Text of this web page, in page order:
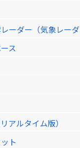
ーダー（気象レー
ス
アルタイム版）
ト